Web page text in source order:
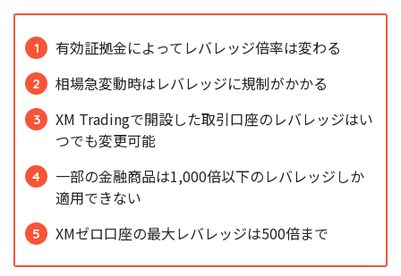
有効証拠金によってレバレッジ倍率は変わる
相場急変動時はレバレッジに規制がかかる
XM Tradingで開設した取引口座のレバレッジはい
つでも変更可能
一部の金融商品は1,000倍以下のレバレッジしか
適用できない
XMゼロ口座の最大レバレッジは500倍まで